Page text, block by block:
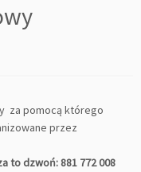
za pomocą którego
przez
to dzwoń: 881 772 008